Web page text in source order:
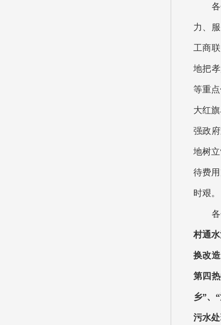
各位
力、
工商
地把
等重
大红
强政
地树
待费
时艰。
各位
村通
换改
第四
乡”、
污水